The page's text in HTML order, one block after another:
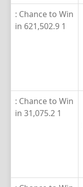
Chance to Win :
1 in 621,502.9
Chance to Win :
1 in 31,075.2